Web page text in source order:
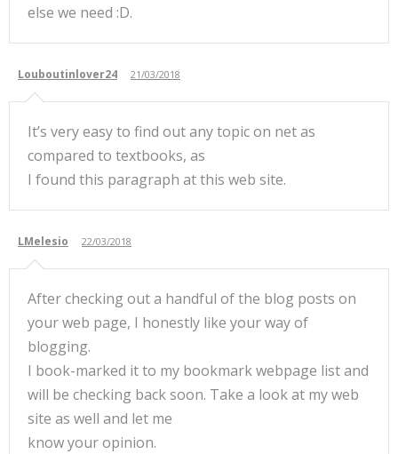
else we need :D.
Louboutinlover24 21/03/2018
It’s very easy to find out any topic on net as
compared to textbooks, as
I found this paragraph at this web site.
LMelesio 22/03/2018
After checking out a handful of the blog posts on
your web page, I honestly like your way of
blogging.
I book-marked it to my bookmark webpage list and
will be checking back soon. Take a look at my web
site as well and let me
know your opinion.